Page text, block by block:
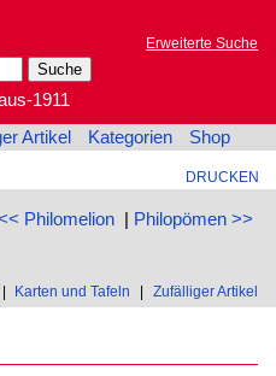
Erweiterte Suche
1911
Artikel Kategorien Shop
DRUCKEN
Philomelion| Philopömen >>
Karten und Tafeln Zufälliger Artikel